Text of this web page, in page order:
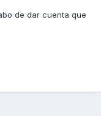
de dar cuenta que